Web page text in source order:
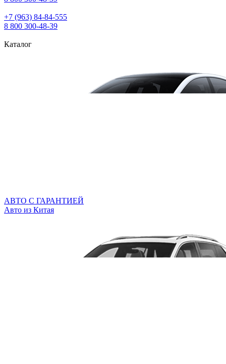
+7 (963) 84‑84‑555
8 800 300‑48‑39
Каталог
АВТО С ГАРАНТИЕЙ
Авто из Китая